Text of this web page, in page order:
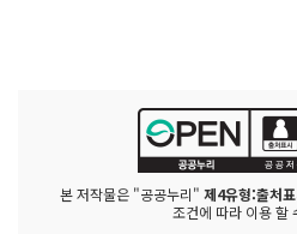
본 저작물은 "공공누리" 제4유형:출처
조건에 따라 이용 할